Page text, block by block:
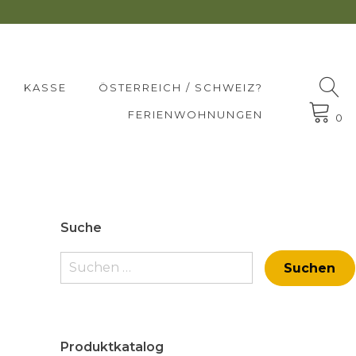
KASSE ÖSTERREICH / SCHWEIZ?
FERIENWOHNUNGEN 0
Suche
Suchen
nach:
Produktkatalog